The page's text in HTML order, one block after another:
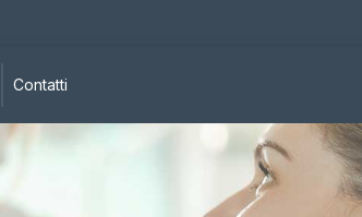
Contatti